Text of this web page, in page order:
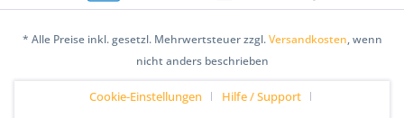
* Alle Preise inkl. gesetzl. Mehrwertsteuer zzgl.Versandkosten, wenn
nicht anders beschrieben
Cookie-Einstellungen
Hilfe / Support